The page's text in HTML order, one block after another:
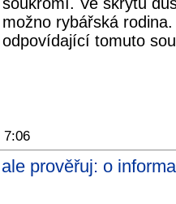
možno rybářská
odpovídající tomuto
7:06
prověřuj: o